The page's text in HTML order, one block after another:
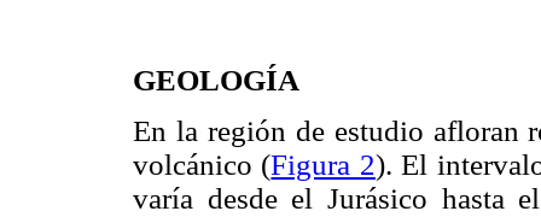
GEOLOGÍA
En la región de estudio afloran
volcánico (Figura 2). El
varía desde el Jurásico hasta